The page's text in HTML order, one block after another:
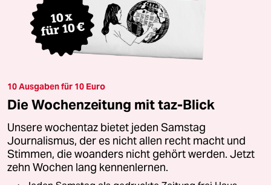
10 Ausgaben für 10 Euro
Die Wochenzeitung mit taz-Blick
Unsere wochentaz bietet jeden Samstag
Journalismus, der es nicht allen recht macht und
Stimmen, die woanders nicht gehört werden. Jetzt
zehn Wochen lang kennenlernen.